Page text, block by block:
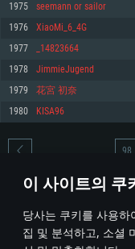
이 사이트의 쿠
당사는 쿠키를 사용
집 및 분석하고, 소셜
권장 사양
570 혹은 그 이상
여유 저장 공간: 62.2 GB (전
권장 사양
네트워크: 브로드밴드 인터넷
여유 저장 공간: 62.2 GB (전
권장 사양
운영체제: Ubuntu 20.04 64bit
프로세서: Intel Core i7
메모리: 16 GB
그래픽 카드: Vulkan 을 지원
1060 (6개월 미만) 혹은 그
지원하는 AMD RX 570 (6개
여유 저장 공간: 62.2 GB (전
1975 seemann or sailor
1976 XiaoMi_6_4G
1977 _14823664
1978 JimmieJugend
1979 花宮 初奈
1980 KISA96
* 순위표는 매일 1회 갱신됩
98